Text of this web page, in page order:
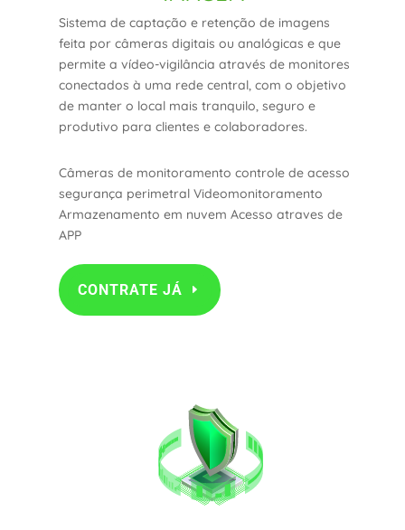
Sistema de captação e retenção de imagens
feita por câmeras digitais ou analógicas e que
permite a vídeo-vigilância através de monitores
conectados à uma rede central, com o objetivo
de manter o local mais tranquilo, seguro e
produtivo para clientes e colaboradores.
Câmeras de monitoramento controle de acesso
segurança perimetral Videomonitoramento
Armazenamento em nuvem Acesso atraves de
APP
CONTRATE JÁ